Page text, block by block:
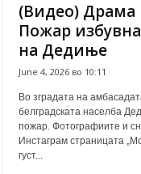
(Видео) Драма
Пожар
на Дедиње
June 4, 2026 во 10:11
Во зградата на
белградската населба
пожар. Фотографиите и
Инстаграм страницата
густ...